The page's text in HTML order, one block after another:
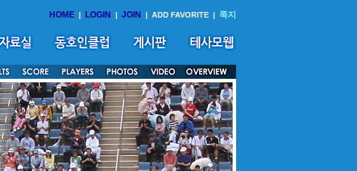
HOME | LOGIN | JOIN | ADD FAVORITE | 쪽지